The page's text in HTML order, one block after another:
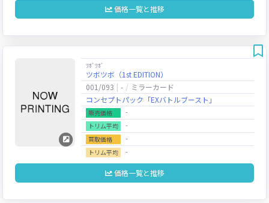
価格一覧と推移
ﾂﾎﾞﾂﾎﾞ
ツボツボ（1st EDITION）
001/093
-
ミラーカード
コンセプトパック「EXバトルブースト」
販売価格 ‐
トリム平均 ‐
買取価格 ‐
トリム平均 ‐
価格一覧と推移